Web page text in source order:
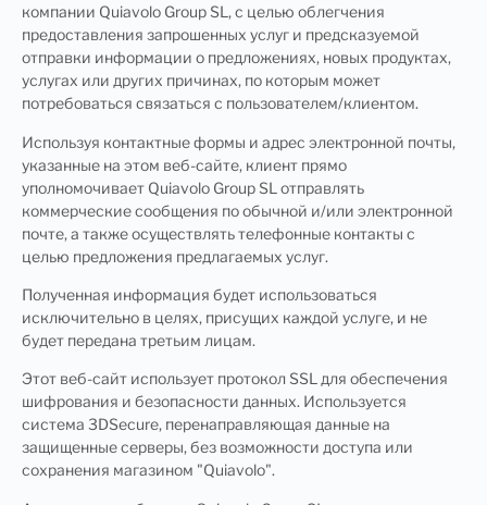
компании Quiavolo Group SL, с целью облегчения
предоставления запрошенных услуг и предсказуемой
отправки информации о предложениях, новых продуктах,
услугах или других причинах, по которым может
потребоваться связаться с пользователем/клиентом.
Используя контактные формы и адрес электронной почты,
указанные на этом веб-сайте, клиент прямо
уполномочивает Quiavolo Group SL отправлять
коммерческие сообщения по обычной и/или электронной
почте, а также осуществлять телефонные контакты с
целью предложения предлагаемых услуг.
Полученная информация будет использоваться
исключительно в целях, присущих каждой услуге, и не
будет передана третьим лицам.
Этот веб-сайт использует протокол SSL для обеспечения
шифрования и безопасности данных. Используется
система 3DSecure, перенаправляющая данные на
защищенные серверы, без возможности доступа или
сохранения магазином "Quiavolo".